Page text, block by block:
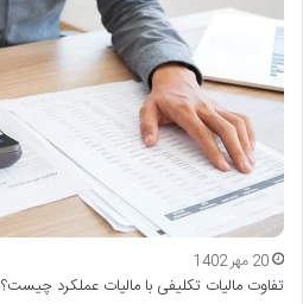
20 مهر 1402
تفاوت مالیات تکلیفی با مالیات عملکرد چیست؟